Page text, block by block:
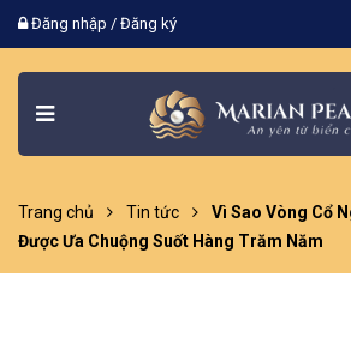
Đăng nhập / Đăng ký
Trang chủ Tin tức
Vì Sao Vòng Cổ
Được Ưa Chuộng Suốt Hàng Trăm Năm